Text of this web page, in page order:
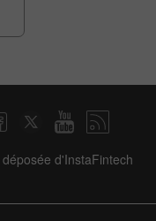
d'InstaFintech